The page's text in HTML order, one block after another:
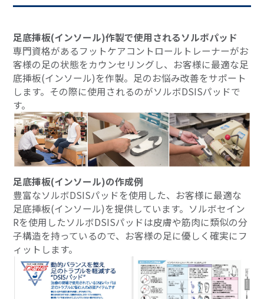
足底挿板(インソール)作製で使用されるソルボパッド
専門資格があるフットケアコントロールトレーナーがお
客様の足の状態をカウンセリングし、お客様に最適な足
底挿板(インソール)を作製。足のお悩み改善をサポート
します。その際に使用されるのがソルボDSISパッドで
す。
足底挿板(インソール)の作成例
豊富なソルボDSISパッドを使用した、お客様に最適な
足底挿板(インソール)を提供しています。ソルボセイン
Rを使用したソルボDSISパッドは皮膚や筋肉に類似の分
子構造を持っているので、お客様の足に優しく確実にフ
ィットします。